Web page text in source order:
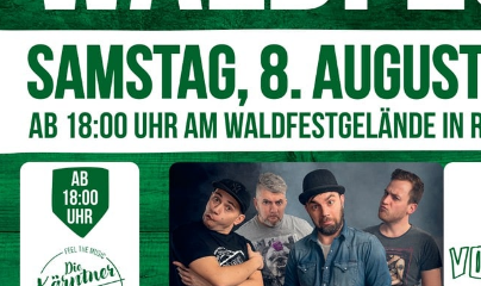
Installationstechnik (c) BBKO Digidruck (c) Malerei Wieser